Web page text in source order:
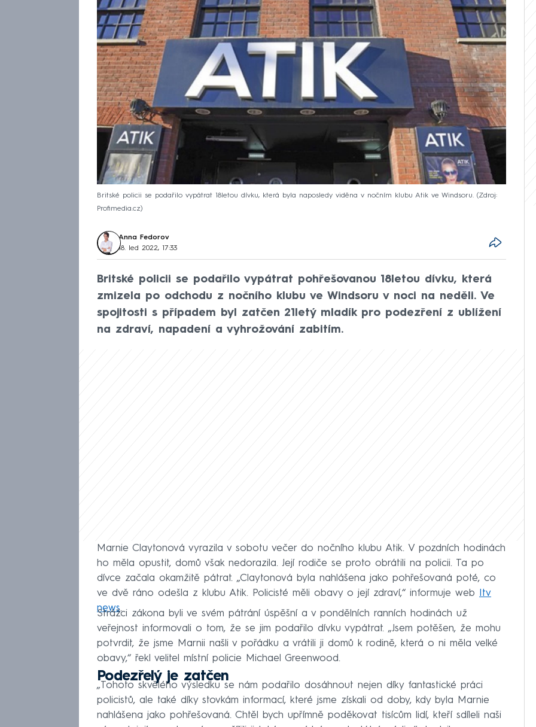
Britské policii se podařilo vypátrat 18letou dívku, která byla naposledy viděna v nočním klubu Atik ve Windsoru.
Zdroj:
Profimedia.cz
Anna Fedorov
18. led 2022, 17:33
Britské policii se podařilo vypátrat pohřešovanou 18letou dívku, která
zmizela po odchodu z nočního klubu ve Windsoru v noci na neděli. Ve
spojitosti s případem byl zatčen 21letý mladík pro podezření z ublížení
na zdraví, napadení a vyhrožování zabitím.
Marnie Claytonová vyrazila v sobotu večer do nočního klubu Atik. V pozdních hodinách
ho měla opustit, domů však nedorazila. Její rodiče se proto obrátili na policii. Ta po
dívce začala okamžitě pátrat. „Claytonová byla nahlášena jako pohřešovaná poté, co
ve dvě ráno odešla z klubu Atik. Policisté měli obavy o její zdraví,“ informuje web
Itv
news.
Strážci zákona byli ve svém pátrání úspěšní a v pondělních ranních hodinách už
veřejnost informovali o tom, že se jim podařilo dívku vypátrat. „Jsem potěšen, že mohu
potvrdit, že jsme Marnii našli v pořádku a vrátili ji domů k rodině, která o ni měla velké
obavy,“ řekl velitel místní policie Michael Greenwood.
Podezřelý je zatčen
„Tohoto skvělého výsledku se nám podařilo dosáhnout nejen díky fantastické práci
policistů, ale také díky stovkám informací, které jsme získali od doby, kdy byla Marnie
nahlášena jako pohřešovaná. Chtěl bych upřímně poděkovat tisícům lidí, kteří sdíleli naši